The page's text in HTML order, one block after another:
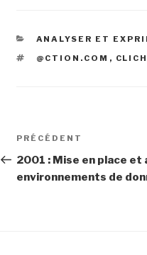
CATÉGORIES
ANALYSER ET
ÉTIQUETTES
@CTION.COM ,
Navigation
de
l’article
Article
précédent
PRÉCÉDENT
2001 : Mise en place
environnements de